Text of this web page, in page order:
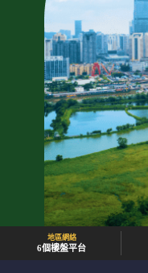
地區網絡
6個樓盤平台